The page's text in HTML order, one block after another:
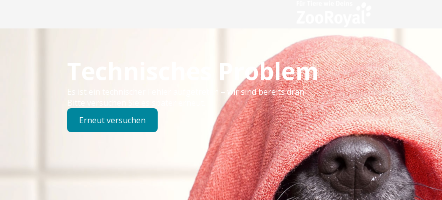
Technisches Problem
Es ist ein technischer Fehler aufgetreten – wir sind bereits dran.
Bitte versuchen Sie es später erneut.
Erneut versuchen